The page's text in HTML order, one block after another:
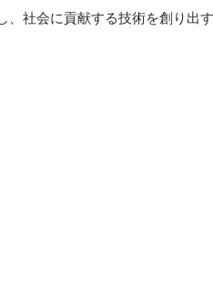
社会に貢献する技術を創り出